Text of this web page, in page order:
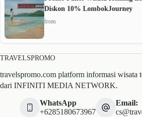
Diskon 10% LombokJourney
from
TRAVELSPROMO
travelspromo.com platform informasi wisata
dari INFINITI MEDIA NETWORK.
WhatsApp
+6285180673967
Email: